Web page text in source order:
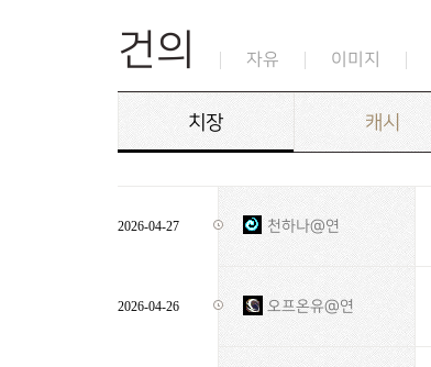
건의 자유 이미지
치장 캐시
2026-04-27 천하나@연
2026-04-26 오프온유@연